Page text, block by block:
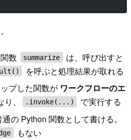
数 summarize
は、呼び出すと
を呼ぶと処理結果が取れる
プした関数が ワークフローのエ
、 .invoke(...)
で実行する
の Python 関数として書ける。
もない